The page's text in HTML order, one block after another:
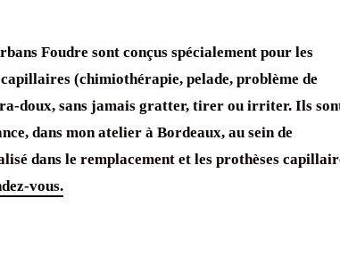
Foudre sont conçus spécialement pour les
(chimiothérapie, pelade, problème de
doux, sans jamais gratter, tirer ou irriter. Ils
dans mon atelier à Bordeaux, au sein de
dans le remplacement et les prothèses
vous.